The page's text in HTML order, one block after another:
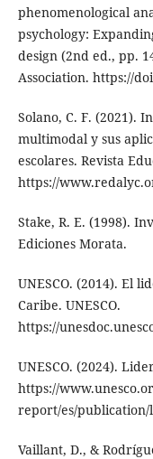
phenomenological
psychology:
design (2nd ed., pp.
Association. https://
Solano, C. F. (2021).
multimodal y sus
escolares. Revista
https://
Stake, R. E. (1998).
Ediciones Morata.
UNESCO. (2014). El
Caribe. UNESCO.
https://
UNESCO. (2024).
https://
report/es/publication/
Vaillant, D., &